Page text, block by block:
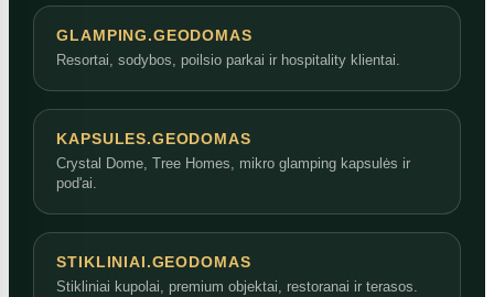
GLAMPING.GEODOMAS
Resortai, sodybos, poilsio parkai ir hospitality klientai.
KAPSULES.GEODOMAS
Crystal Dome, Tree Homes, mikro glamping kapsulės ir
pod'ai.
STIKLINIAI.GEODOMAS
Stikliniai kupolai, premium objektai, restoranai ir terasos.